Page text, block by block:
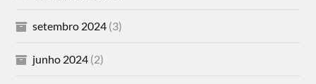
setembro 2024 (3)
junho 2024 (2)